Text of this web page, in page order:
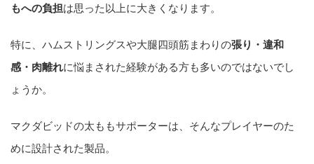
もへの負担は思った以上に大きくなります。
特に、ハムストリングスや大腿四頭筋まわりの張り・違和
感・肉離れに悩まされた経験がある方も多いのではないでし
ょうか。
マクダビッドの太ももサポーターは、そんなプレイヤーのた
めに設計された製品。